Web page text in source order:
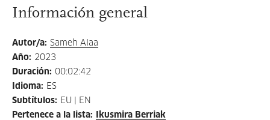
Información general
Autor/a: Sameh Alaa
Año: 2023
Duración: 00:02:42
Idioma: ES
Subtítulos: EU | EN
Pertenece a la lista:
Ikusmira Berriak